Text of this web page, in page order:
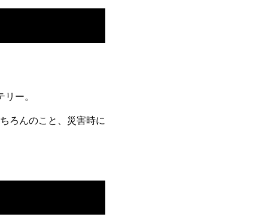
ー。
ろんのこと、災害時に